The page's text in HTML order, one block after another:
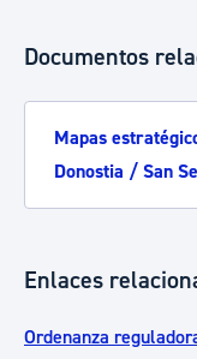
Documentos
Mapas
Donostia / San
Enlaces
Ordenanza